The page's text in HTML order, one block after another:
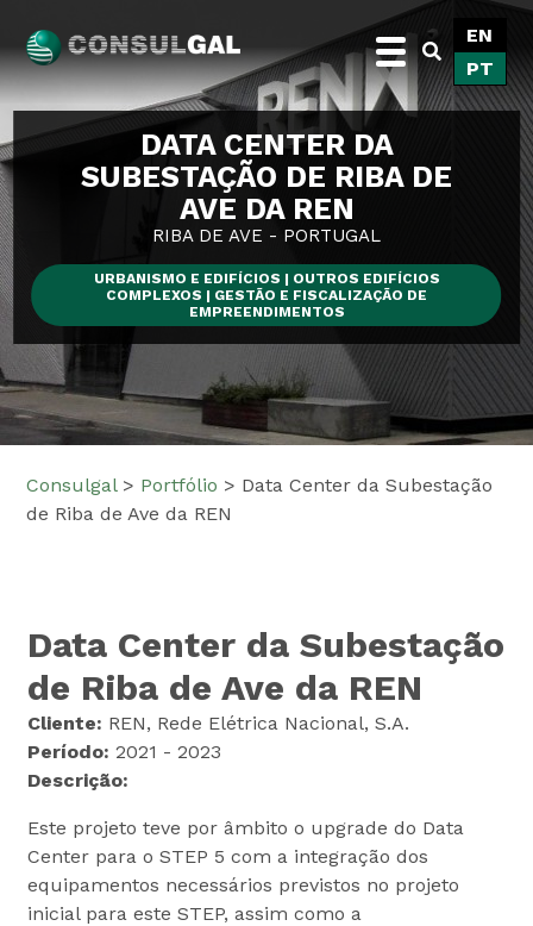
content
Consulgal
EN
PT
DATA CENTER DA
SUBESTAÇÃO DE RIBA DE
AVE DA REN
RIBA DE AVE - PORTUGAL
URBANISMO E EDIFÍCIOS | OUTROS EDIFÍCIOS
COMPLEXOS | GESTÃO E FISCALIZAÇÃO DE
EMPREENDIMENTOS
Consulgal > Portfólio > Data Center da Subestação
de Riba de Ave da REN
Data Center da Subestação
de Riba de Ave da REN
Cliente: REN, Rede Elétrica Nacional, S.A.
Período: 2021 - 2023
Descrição:
Este projeto teve por âmbito o upgrade do Data
Center para o STEP 5 com a integração dos
equipamentos necessários previstos no projeto
inicial para este STEP, assim como a